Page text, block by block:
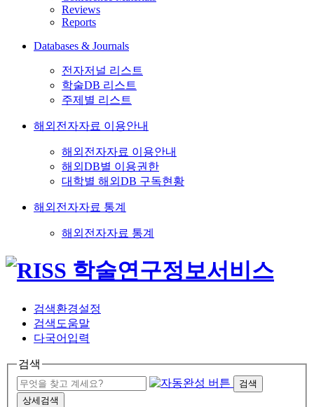
Reviews
Reports
Databases & Journals
전자저널 리스트
학술DB 리스트
주제별 리스트
해외전자자료 이용안내
해외전자자료 이용안내
해외DB별 이용권한
대학별 해외DB 구독현황
해외전자자료 통계
해외전자자료 통계
검색환경설정
검색도움말
다국어입력
검색
검색
상세검색